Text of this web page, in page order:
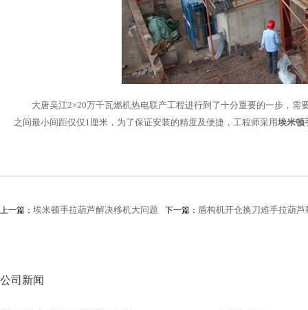
大唐吴江2×20万千瓦燃机热电联产工程进行到了十分重要的一步，
之间最小间距仅仅1厘米，为了保证安装的精度及便捷，工程师采用埃米顿
上一篇： 埃米顿手拉葫芦解决移机大问题 下一篇： 盾构机开仓换刀难手拉葫芦
公司新闻